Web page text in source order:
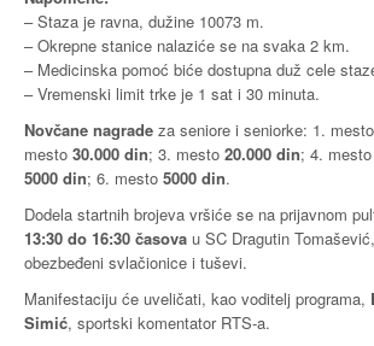
– Staza je ravna, dužine 10073 m.
– Okrepne stanice nalaziće se na svaka 2 km.
– Medicinska pomoć biće dostupna duž cele
– Vremenski limit trke je 1 sat i 30 minuta.
Novčane nagrade za seniore i seniorke: 1. mesto
mesto 30.000 din; 3. mesto 20.000 din; 4. mesto
5000 din; 6. mesto 5000 din.
Dodela startnih brojeva vršiće se na prijavnom
13:30 do 16:30 časova u SC Dragutin
obezbeđeni svlačionice i tuševi.
Manifestaciju će uveličati, kao voditelj programa,
Simić, sportski komentator RTS-a.